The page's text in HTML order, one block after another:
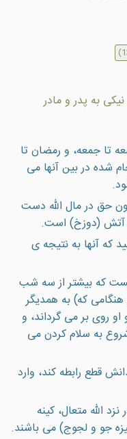
به پدر و مادر
تا جمعه، و رمضان تا
شده در بين آنها مى
حق در مال الله دست
آتش (دوزخ) است.
که آنها به نتيجه ی
كه بيشتر از سه شب
كه) به همديگر
روى بر مى گرداند، و
به سلام كردن مى
قطع رابطه کند، وارد
الله متعال، كينه
جو و لجوج) مى باشند.